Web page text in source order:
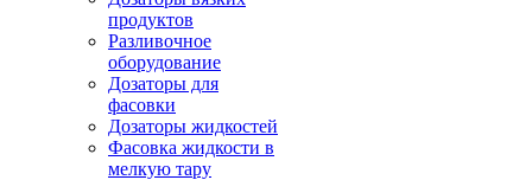
продуктов
Разливочное
оборудование
Дозаторы для
фасовки
Дозаторы жидкостей
Фасовка жидкости в
мелкую тару